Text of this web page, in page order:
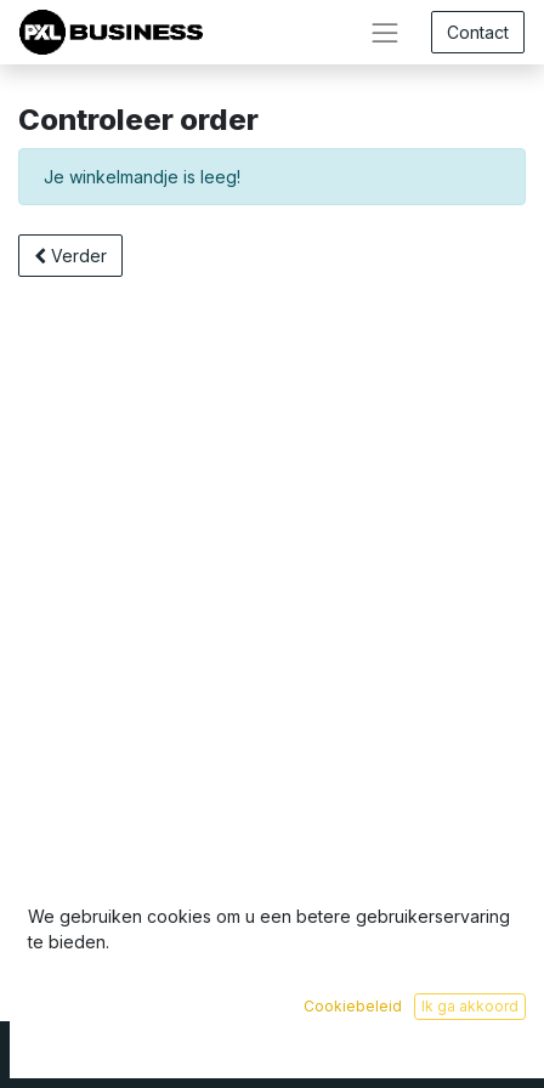
Contact
Controleer order
Je winkelmandje is leeg!
Verder
We gebruiken cookies om u een betere gebruikerservaring
te bieden.
Cookiebeleid Ik ga akkoord